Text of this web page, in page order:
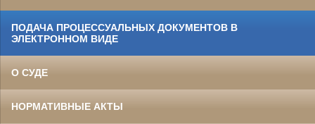
ПОДАЧА ПРОЦЕССУАЛЬНЫХ ДОКУМЕНТОВ В
ЭЛЕКТРОННОМ ВИДЕ
О СУДЕ
НОРМАТИВНЫЕ АКТЫ